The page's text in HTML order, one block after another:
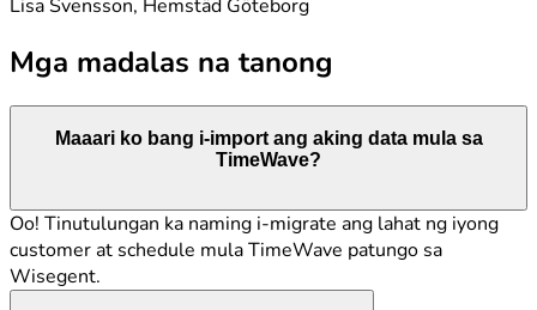
Lisa Svensson, Hemstäd Göteborg
Mga madalas na tanong
Maaari ko bang i-import ang aking data mula sa
TimeWave?
Oo! Tinutulungan ka naming i-migrate ang lahat ng iyong
customer at schedule mula TimeWave patungo sa
Wisegent.